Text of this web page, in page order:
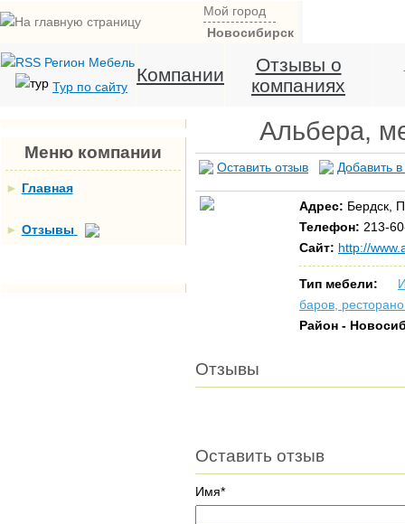
Мой город
Новосибирск
Тур по сайту
Компании
Отзывы о
компаниях
Меню компании
► Главная
► Отзывы
Альбера,
Оставить отзыв Добавить в
Адрес: Бердск,
Телефон: 213-
Сайт: http://
Тип мебели:
баров,
Район -
Отзывы
Оставить отзыв
Имя*